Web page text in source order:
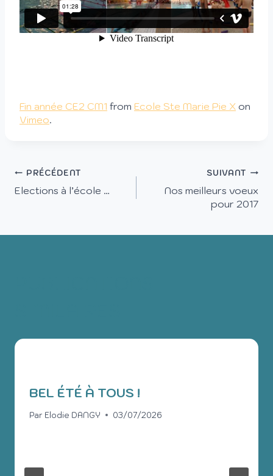
Fin année CE2 CM1 from Ecole Ste Marie Pie X on
Vimeo.
PRÉCÉDENT
Elections à l’école …
SUIVANT
Nos meilleurs voeux
pour 2017
BEL ÉTÉ À TOUS !
Par Elodie DANGY 03/07/2026